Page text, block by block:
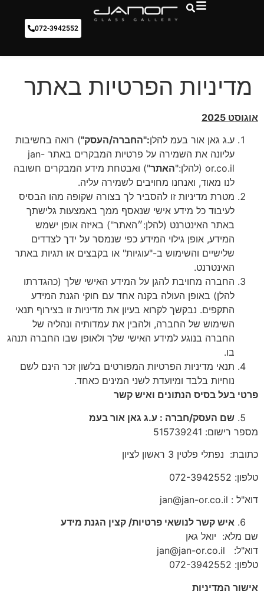
072-3942552
מדיניות הפרטיות באתר
אוגוסט 2025
ע.ג גאן אור בעמ להלן:"החברה/העסק") רואה בחשיבות
עליונה את השמירה על פרטיות המבקרים באתר jan-
or.co.il (להלן:"
האתר") ואבטחת מידע המבקרים חשובה
לנו מאוד, ואנחנו מחויבים לשמירה עליה.
מטרת מדיניות זו להסביר לך בצורה שקופה מהו הבסיס
לעיבוד כל מידע אישי שנאסף ממך באמצעות גלישתך
באתר האינטרנט (להלן:״האתר") באיזה אופן ישמש
המידע, אופן גילוי המידע כפי שנמסר על ידך לצדדים
שלישיים והשימוש ב-"עוגיות" או בקבצים או תגיות באתר
האינטרנט.
החברה מחויבת להגן על המידע האישי שלך (כהגדרתו
להלן) באופן העולה בקנה אחד עם חוקי הגנת המידע
התקפים. נבקשך לקרוא בעיון את מדיניות זו בצירוף תנאי
השימוש של החברה, ולהבין את עמדותיה ונהליה של
החברה בנוגע למידע האישי שלך ולאופן שבו החברה תנהג
בו.
תנאי מדיניות הפרטיות המפורטים בלשון זכר הינם לשם
נוחיות בלבד ומיועדת לשני המינים כאחד.
פרטי בעל בסיס הנתונים ואיש קשר
שם העסק/חברה : ע.ג גאן אור בעמ
מספר רישום: 515739241
כתובת: נפתלי פלטין 3 ראשון לציון
טלפון: 072-3942552
דוא"ל : jan@jan-or.co.il
איש קשר לנושאי פרטיות/ קצין הגנת מידע
שם מלא: יואל גאן
דוא"ל: jan@jan-or.co.il
טלפון: 072-3942552
אישור המדיניות